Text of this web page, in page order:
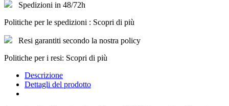
Spedizioni in 48/72h
Politiche per le spedizioni : Scopri di più
Resi garantiti secondo la nostra policy
Politiche per i resi: Scopri di più
Descrizione
Dettagli del prodotto